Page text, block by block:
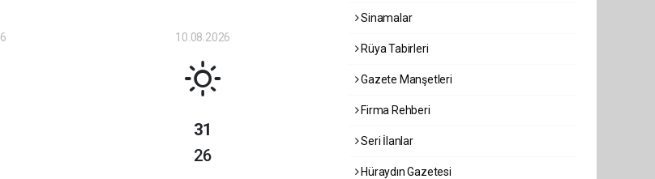
10.08.2026
31
26
Sinamalar
Rüya Tabirleri
Gazete Manşetleri
Firma Rehberi
Seri İlanlar
Hüraydın Gazetesi